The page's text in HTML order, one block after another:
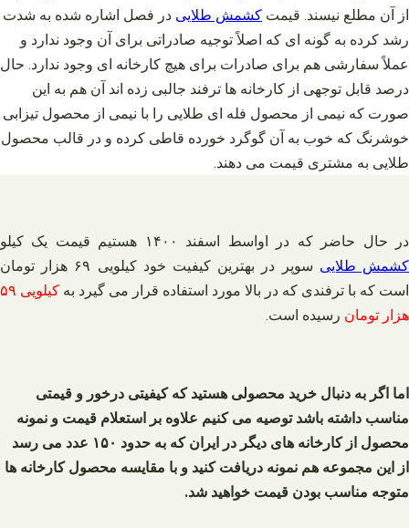
از آن مطلع نیسند. قیمت کشمش طلایی در فصل اشاره شده به شدت
رشد کرده به گونه‌ ای که اصلاً توجیه صادراتی برای آن وجود ندارد و
عملاً سفارشی هم برای صادرات برای هیچ کارخانه ای وجود ندارد. حال
درصد قابل توجهی از کارخانه‌ ها ترفند جالبی زده اند آن هم به این
صورت که نیمی از محصول فله ای طلایی را با نیمی از محصول تیزابی
خوشرنگ که خوب به آن گوگرد خورده قاطی کرده و در قالب محصول
طلایی به مشتری قیمت می دهند.
در حال حاضر که در اواسط اسفند ۱۴۰۰ هستیم قیمت یک کیلو
کشمش طلایی
سوپر در بهترین کیفیت خود کیلویی ۶۹ هزار تومان
است که با ترفندی که در بالا مورد استفاده قرار می گیرد به
کیلویی ۵۹
هزار تومان رسیده است.
اما اگر به دنبال خرید محصولی هستید که کیفیتی درخور و قیمتی
مناسب داشته باشد توصیه می کنیم علاوه بر استعلام قیمت و نمونه
محصول از کارخانه‌ های دیگر در ایران که به حدود ۱۵۰ عدد می رسد
از این مجموعه هم نمونه دریافت کنید و با مقایسه محصول کارخانه ها
متوجه مناسب بودن قیمت خواهید شد.